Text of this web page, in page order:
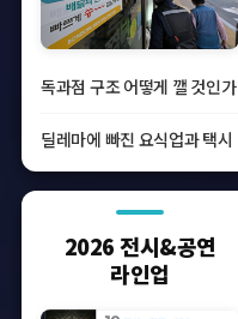
독과점 구조 어떻게 깰 것인가
딜레마에 빠진 요식업과 택시
2026 전시&공연
라인업